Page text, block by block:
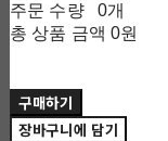
주문 수량
0개
총 상품 금액 0원
구매하기
장바구니에 담기